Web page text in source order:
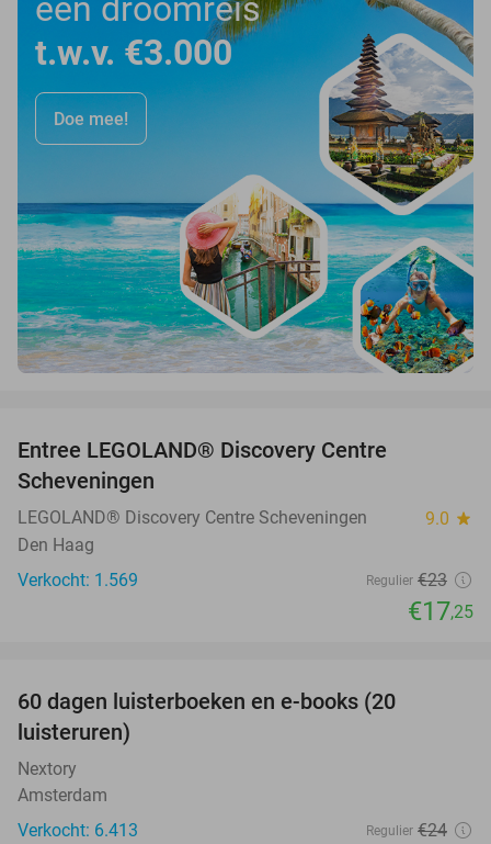
een droomreis
t.w.v. €3.000
Doe mee!
Entree LEGOLAND® Discovery Centre
Scheveningen
LEGOLAND® Discovery Centre Scheveningen 9.0 star
Den Haag
Verkocht: 1.569
Regulier €23
€17,25
60 dagen luisterboeken en e-books (20
luisteruren)
Nextory
Amsterdam
Verkocht: 6.413
Regulier €24